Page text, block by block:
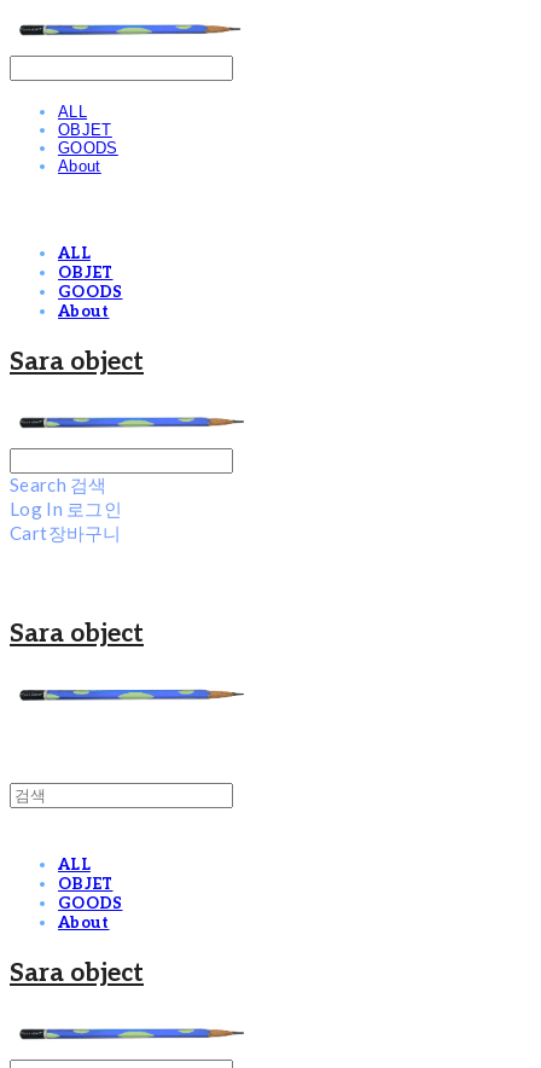
ALL
OBJET
GOODS
About
ALL
OBJET
GOODS
About
Sara object
Search 검색
Log In 로그인
Cart장바구니
Sara object
ALL
OBJET
GOODS
About
Sara object